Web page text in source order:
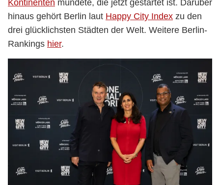
Kontinenten mündete, die jetzt gestartet ist. Darüber
hinaus gehört Berlin laut Happy City Index zu den
drei glücklichsten Städten der Welt. Weitere Berlin-
Rankings hier.